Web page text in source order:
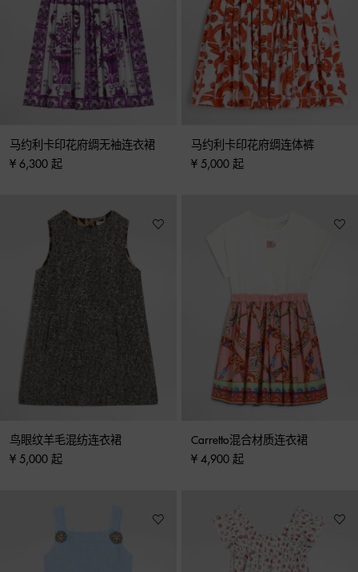
马约利卡印花府绸无袖连衣裙
¥ 6,300 起
马约利卡印花府绸连体裤
¥ 5,000 起
鸟眼纹羊毛混纺连衣裙
¥ 5,000 起
Carretto混合材质连衣裙
¥ 4,900 起